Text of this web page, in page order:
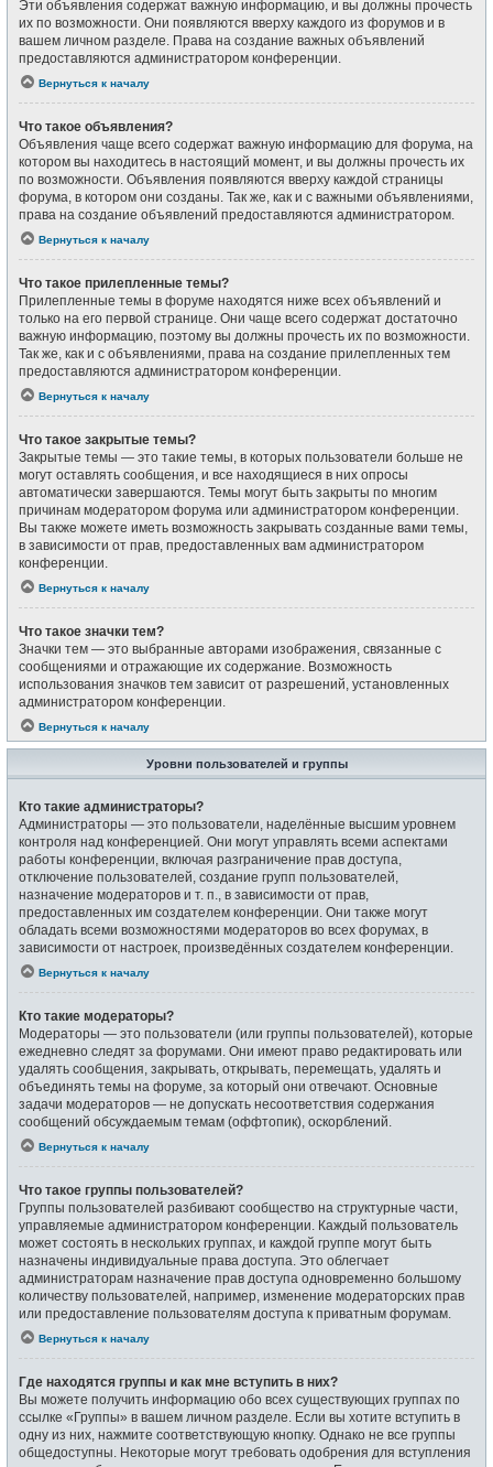
Эти объявления содержат важную информацию, и вы должны прочесть
их по возможности. Они появляются вверху каждого из форумов и в
вашем личном разделе. Права на создание важных объявлений
предоставляются администратором конференции.
Вернуться к началу
Что такое объявления?
Объявления чаще всего содержат важную информацию для форума, на
котором вы находитесь в настоящий момент, и вы должны прочесть их
по возможности. Объявления появляются вверху каждой страницы
форума, в котором они созданы. Так же, как и с важными объявлениями,
права на создание объявлений предоставляются администратором.
Вернуться к началу
Что такое прилепленные темы?
Прилепленные темы в форуме находятся ниже всех объявлений и
только на его первой странице. Они чаще всего содержат достаточно
важную информацию, поэтому вы должны прочесть их по возможности.
Так же, как и с объявлениями, права на создание прилепленных тем
предоставляются администратором конференции.
Вернуться к началу
Что такое закрытые темы?
Закрытые темы — это такие темы, в которых пользователи больше не
могут оставлять сообщения, и все находящиеся в них опросы
автоматически завершаются. Темы могут быть закрыты по многим
причинам модератором форума или администратором конференции.
Вы также можете иметь возможность закрывать созданные вами темы,
в зависимости от прав, предоставленных вам администратором
конференции.
Вернуться к началу
Что такое значки тем?
Значки тем — это выбранные авторами изображения, связанные с
сообщениями и отражающие их содержание. Возможность
использования значков тем зависит от разрешений, установленных
администратором конференции.
Вернуться к началу
Уровни пользователей и группы
Кто такие администраторы?
Администраторы — это пользователи, наделённые высшим уровнем
контроля над конференцией. Они могут управлять всеми аспектами
работы конференции, включая разграничение прав доступа,
отключение пользователей, создание групп пользователей,
назначение модераторов и т. п., в зависимости от прав,
предоставленных им создателем конференции. Они также могут
обладать всеми возможностями модераторов во всех форумах, в
зависимости от настроек, произведённых создателем конференции.
Вернуться к началу
Кто такие модераторы?
Модераторы — это пользователи (или группы пользователей), которые
ежедневно следят за форумами. Они имеют право редактировать или
удалять сообщения, закрывать, открывать, перемещать, удалять и
объединять темы на форуме, за который они отвечают. Основные
задачи модераторов — не допускать несоответствия содержания
сообщений обсуждаемым темам (оффтопик), оскорблений.
Вернуться к началу
Что такое группы пользователей?
Группы пользователей разбивают сообщество на структурные части,
управляемые администратором конференции. Каждый пользователь
может состоять в нескольких группах, и каждой группе могут быть
назначены индивидуальные права доступа. Это облегчает
администраторам назначение прав доступа одновременно большому
количеству пользователей, например, изменение модераторских прав
или предоставление пользователям доступа к приватным форумам.
Вернуться к началу
Где находятся группы и как мне вступить в них?
Вы можете получить информацию обо всех существующих группах по
ссылке «Группы» в вашем личном разделе. Если вы хотите вступить в
одну из них, нажмите соответствующую кнопку. Однако не все группы
общедоступны. Некоторые могут требовать одобрения для вступления